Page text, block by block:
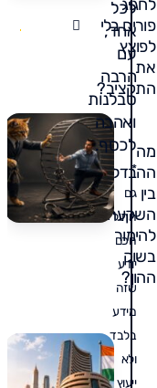
לחגוג
פורים בלי
לפוצץ
את
התקציב?
מה
ההבדל
בין
השקעה
להימור
בשוק
ההון?
לכל
אחד,
עם
הרבה
סבלנות
ואהבה
לכסף.
*
גם
חתול
חכם
יודע
שזה
מידע
בלבד
ולא
ייעוץ